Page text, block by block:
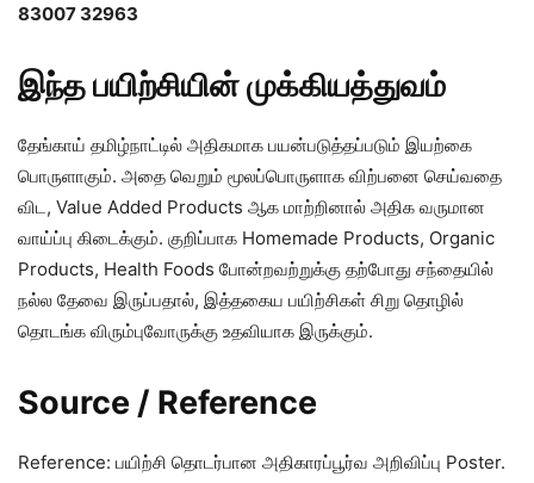
83007 32963
இந்த பயிற்சியின் முக்கியத்துவம்
தேங்காய் தமிழ்நாட்டில் அதிகமாக பயன்படுத்தப்படும் இயற்கை
பொருளாகும். அதை வெறும் மூலப்பொருளாக விற்பனை செய்வதை
விட, Value Added Products ஆக மாற்றினால் அதிக வருமான
வாய்ப்பு கிடைக்கும். குறிப்பாக Homemade Products, Organic
Products, Health Foods போன்றவற்றுக்கு தற்போது சந்தையில்
நல்ல தேவை இருப்பதால், இத்தகைய பயிற்சிகள் சிறு தொழில்
தொடங்க விரும்புவோருக்கு உதவியாக இருக்கும்.
Source / Reference
Reference: பயிற்சி தொடர்பான அதிகாரப்பூர்வ அறிவிப்பு Poster.